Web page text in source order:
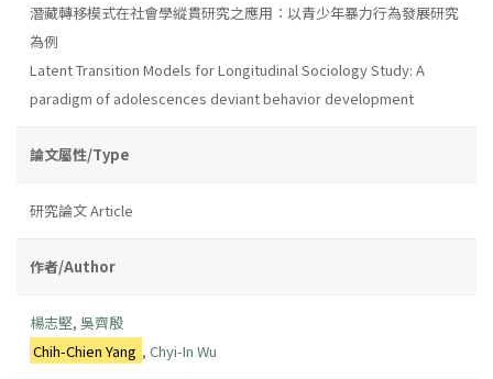
潛藏轉移模式在社會學縱貫研究之應用：以青少年暴力行為發展研究
為例
Latent Transition Models for Longitudinal Sociology Study: A
paradigm of adolescences deviant behavior development
論文屬性/Type
研究論文 Article
作者/Author
楊志堅, 吳齊殷
Chih-Chien Yang ,Chyi-In Wu